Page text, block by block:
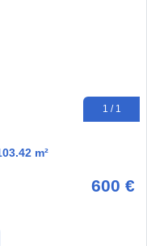
1 / 1
m²
600 €